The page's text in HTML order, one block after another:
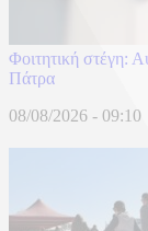
Φοιτητική στέγη:
Πάτρα
08/08/2026 - 09:10